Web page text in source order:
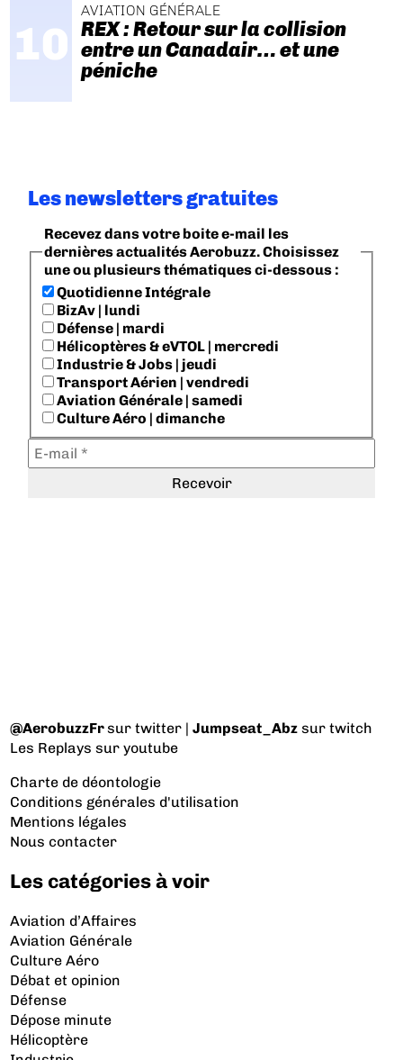
AVIATION GÉNÉRALE
REX : Retour sur la collision
entre un Canadair… et une
péniche
Les newsletters gratuites
Recevez dans votre boite e-mail les
dernières actualités Aerobuzz. Choisissez
une ou plusieurs thématiques ci-dessous :
Quotidienne Intégrale
BizAv | lundi
Défense | mardi
Hélicoptères & eVTOL | mercredi
Industrie & Jobs | jeudi
Transport Aérien | vendredi
Aviation Générale | samedi
Culture Aéro | dimanche
@AerobuzzFrsur twitter |Jumpseat_Abz sur twitch
Les Replays sur youtube
Charte de déontologie
Conditions générales d'utilisation
Mentions légales
Nous contacter
Les catégories à voir
Aviation d’Affaires
Aviation Générale
Culture Aéro
Débat et opinion
Défense
Dépose minute
Hélicoptère